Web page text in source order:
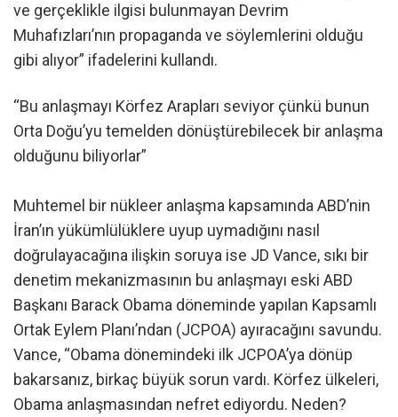
ve gerçeklikle ilgisi bulunmayan Devrim
Muhafızları’nın propaganda ve söylemlerini olduğu
gibi alıyor” ifadelerini kullandı.
“Bu anlaşmayı Körfez Arapları seviyor çünkü bunun
Orta Doğu’yu temelden dönüştürebilecek bir anlaşma
olduğunu biliyorlar”
Muhtemel bir nükleer anlaşma kapsamında ABD’nin
İran’ın yükümlülüklere uyup uymadığını nasıl
doğrulayacağına ilişkin soruya ise JD Vance, sıkı bir
denetim mekanizmasının bu anlaşmayı eski ABD
Başkanı Barack Obama döneminde yapılan Kapsamlı
Ortak Eylem Planı’ndan (JCPOA) ayıracağını savundu.
Vance, “Obama dönemindeki ilk JCPOA’ya dönüp
bakarsanız, birkaç büyük sorun vardı. Körfez ülkeleri,
Obama anlaşmasından nefret ediyordu. Neden?